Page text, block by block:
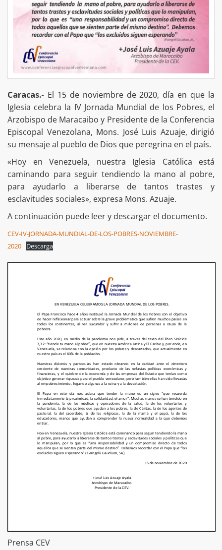
Caracas.- El 15 de noviembre de 2020, día en que la
Iglesia celebra la IV Jornada Mundial de los Pobres, el
Arzobispo de Maracaibo y Presidente de la Conferencia
Episcopal Venezolana, Mons. José Luis Azuaje, dirigió
su mensaje al pueblo de Dios que peregrina en el país.
«Hoy en Venezuela, nuestra Iglesia Católica está
caminando para seguir tendiendo la mano al pobre,
para ayudarlo a liberarse de tantos trastes y
esclavitudes sociales», expresa Mons. Azuaje.
A continuación puede leer y descargar el documento.
CEV-IV-JORNADA-MUNDIAL-DE-LOS-POBRES-NOVIEMBRE-
2020
Descarga
Prensa CEV